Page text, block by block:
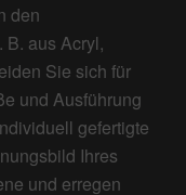
den
aus Acryl,
Sie sich für
und Ausführung
gefertigte
Ihres
und erregen